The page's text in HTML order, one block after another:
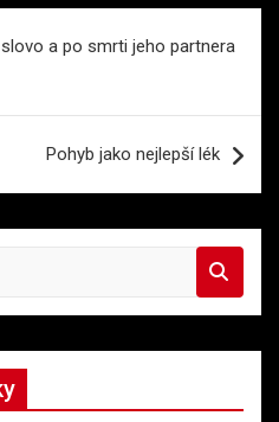
a po smrti jeho partnera
Pohyb jako nejlepší lék